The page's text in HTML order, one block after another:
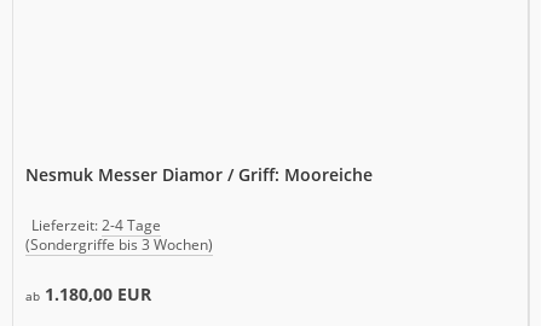
Nesmuk Messer Diamor / Griff: Mooreiche
Lieferzeit:2-4 Tage
(Sondergriffe bis 3 Wochen)
ab 1.180,00 EUR